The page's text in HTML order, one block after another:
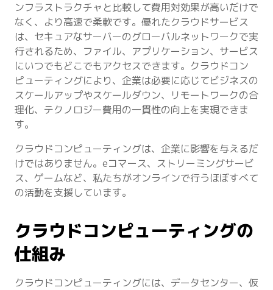
ンフラストラクチャと比較して費用対効果が高いだけで
なく、より高速で柔軟です。優れたクラウドサービス
は、セキュアなサーバーのグローバルネットワークで実
行されるため、ファイル、アプリケーション、サービス
にいつでもどこでもアクセスできます。クラウドコン
ピューティングにより、企業は必要に応じてビジネスの
スケールアップやスケールダウン、リモートワークの合
理化、テクノロジー費用の一貫性の向上を実現できま
す。
クラウドコンピューティングは、企業に影響を与えるだ
けではありません。eコマース、ストリーミングサービ
ス、ゲームなど、私たちがオンラインで行うほぼすべて
の活動を支援しています。
クラウドコンピューティングの
仕組み
クラウドコンピューティングには、データセンター、仮